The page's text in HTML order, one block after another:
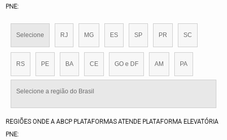
PNE:
Selecione RJ MG ES SP PR SC
RS PE BA CE GO e DF AM PA
Selecione a região do Brasil
REGIÕES ONDE A ABCP PLATAFORMAS ATENDE PLATAFORMA ELEVATÓRIA
PNE: